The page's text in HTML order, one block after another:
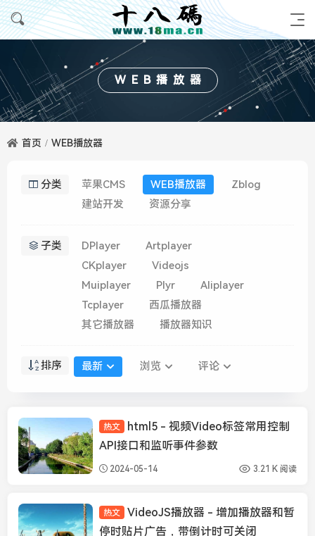
WEB播放器
首页 WEB播放器
分类 苹果CMS WEB播放器
Zblog
建站开发
资源分享
子类 DPlayer
Artplayer
CKplayer
Videojs
Muiplayer
Plyr
Aliplayer
Tcplayer
西瓜播放器
其它播放器
播放器知识
排序 最新 浏览 评论
播放器知识
热文
html5 - 视频Video标签常用控制
API接口和监听事件参数
2024-05-14 3.21 K 阅读
Videojs
热文
VideoJS播放器 - 增加播放器和暂
停时贴片广告，带倒计时可关闭